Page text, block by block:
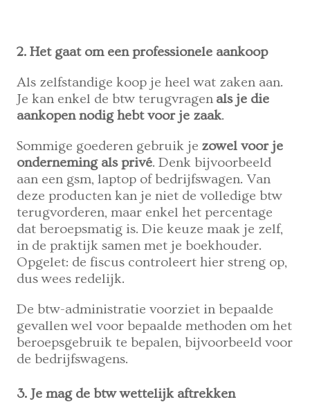
2. Het gaat om een professionele aankoop
Als zelfstandige koop je heel wat zaken aan.
Je kan enkel de btw terugvragen als je die
aankopen nodig hebt voor je zaak.
Sommige goederen gebruik je zowel voor je
onderneming als privé. Denk bijvoorbeeld
aan een gsm, laptop of bedrijfswagen. Van
deze producten kan je niet de volledige btw
terugvorderen, maar enkel het percentage
dat beroepsmatig is. Die keuze maak je zelf,
in de praktijk samen met je boekhouder.
Opgelet: de fiscus controleert hier streng op,
dus wees redelijk.
De btw-administratie voorziet in bepaalde
gevallen wel voor bepaalde methoden om het
beroepsgebruik te bepalen, bijvoorbeeld voor
de bedrijfswagens.
3. Je mag de btw wettelijk aftrekken